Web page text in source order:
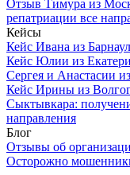
Отзыв Тимура из
репатриации все
Кейсы
Кейс Ивана из
Кейс Юлии из
Сергея и Анастасии
Кейс Ирины из
Сыктывкара:
направления
Блог
Отзывы об
Осторожно